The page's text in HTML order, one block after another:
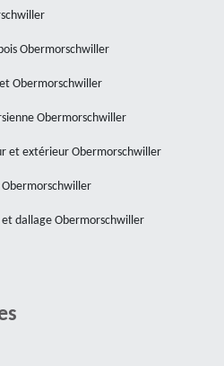
Obermorschwiller
Obermorschwiller
Obermorschwiller
et extérieur Obermorschwiller
dallage Obermorschwiller